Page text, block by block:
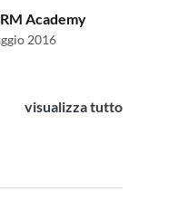
Academy
2016
visualizza tutto